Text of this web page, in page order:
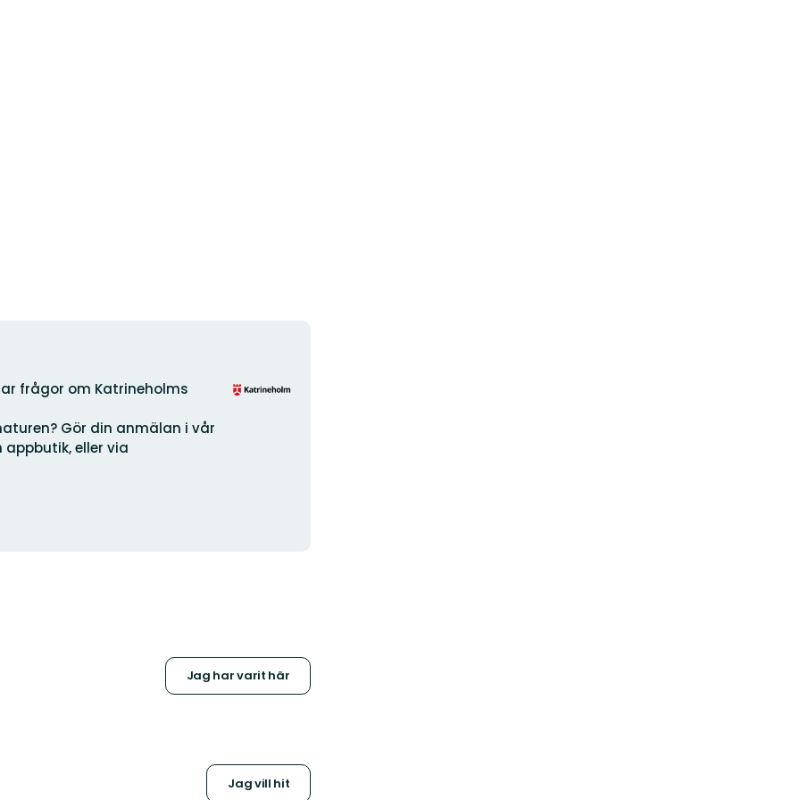
frågor om Katrineholms
Gör din anmälan i vår
eller via
Organisationens
Jag har varit här
Jag vill hit